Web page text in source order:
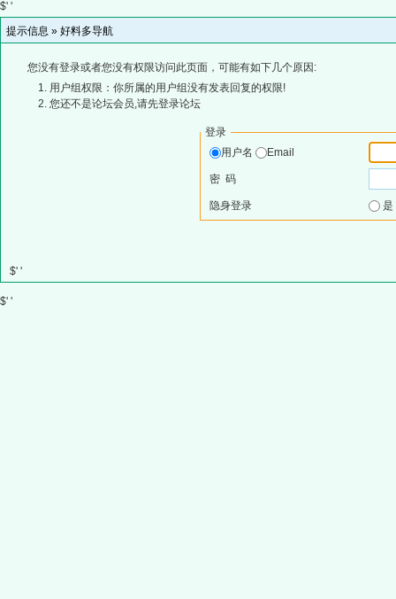
$' '
提示信息 » 好料多导航
您没有登录或者您没有权限访问此页面，可能有如下几个原因:
用户组权限：你所属的用户组没有发表回复的权限!
您还不是论坛会员,请先登录论坛
登录
用户名
Email
密 码
隐身登录
$' '
$' '